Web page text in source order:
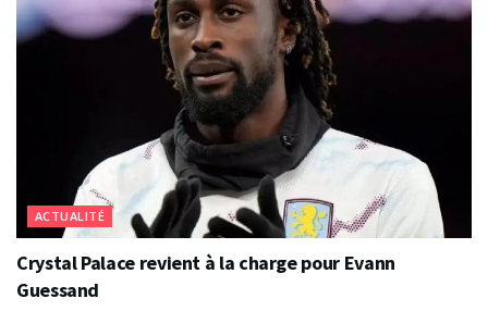
ACTUALITÉ
Crystal Palace revient à la charge pour Evann
Guessand